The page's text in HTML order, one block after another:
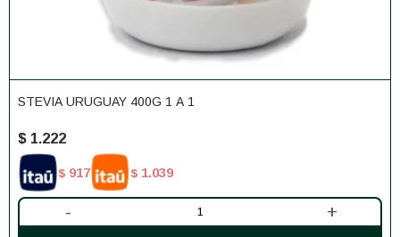
STEVIA URUGUAY 400G 1 A 1
$ 1.222
$ 917 $ 1.039
- +